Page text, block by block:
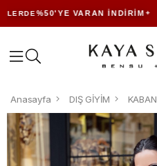
%50'YE VARAN İNDIRIM
Anasayfa DIŞ GİYİM KABAN